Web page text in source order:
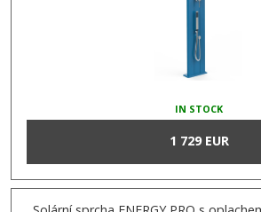
IN STOCK
1 729 EUR